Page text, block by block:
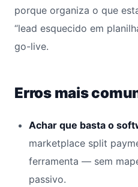
porque organiza o que
“lead esquecido em
go-live.
Erros mais
Achar que basta o
marketplace split
ferramenta — sem
passivo.